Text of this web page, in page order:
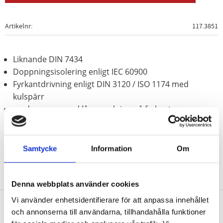
Samtycke Information Om
Denna webbplats använder cookies
Vi använder enhetsidentifierare för att anpassa innehållet
och annonserna till användarna, tillhandahålla funktioner
Artikelnr 117.3851
Liknande DIN 7434
Doppningsisolering enligt IEC 60900
Fyrkantdrivning enligt DIN 3120 / ISO 1174 med
kulspärr
med presspassad låsanordning på fyrkanten
Krom vanadium